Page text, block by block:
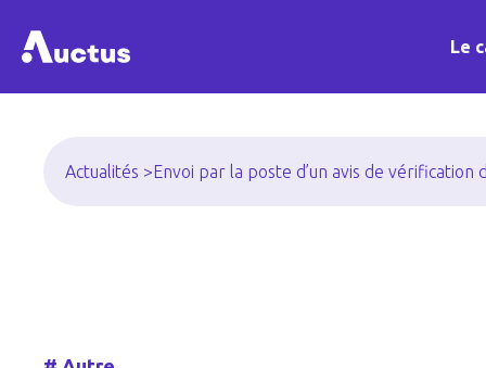
Le
Actualités >Envoi par la poste d’un avis de vérification